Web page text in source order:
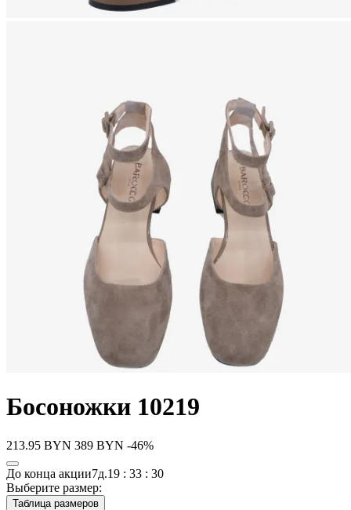
Босоножки 10219
213.95 BYN 389 BYN -46%
До конца акции7д.19 : 33 : 30
Выберите размер:
Таблица размеров